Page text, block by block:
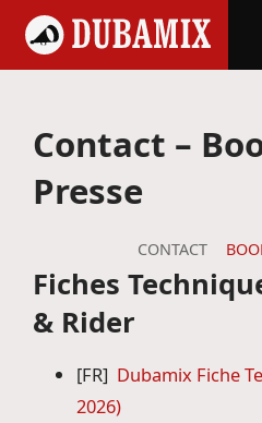
Contact –
Presse
CONTACT
Fiches
& Rider
[FR] Dubamix Fiche
2026)